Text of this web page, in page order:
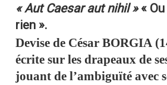
« Aut Caesar aut nihil »« Ou
rien ».
Devise de CésarBORGIA
écrite sur les drapeaux de
jouant de l’ambiguïté avec